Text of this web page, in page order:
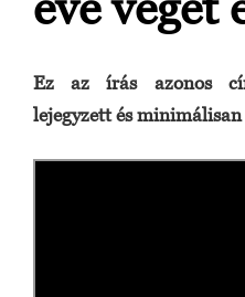
Ez az írás azonos
lejegyzett és